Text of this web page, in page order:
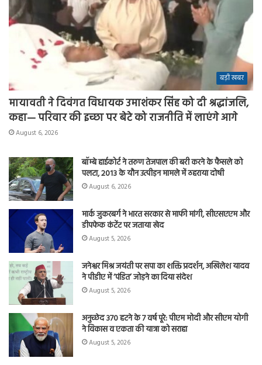
बड़ी खबर
मायावती ने दिवंगत विधायक उमाशंकर सिंह को दी श्रद्धांजलि,
कहा— परिवार की इच्छा पर बेटे को राजनीति में लाएंगे आगे
August 6, 2026
बॉम्बे हाईकोर्ट ने तरुण तेजपाल की बरी करने के फैसले को
पलटा, 2013 के यौन उत्पीड़न मामले में ठहराया दोषी
August 6, 2026
मार्क जुकरबर्ग ने भारत सरकार से माफी मांगी, सीएसएएम और
डीपफेक कंटेंट पर जताया खेद
August 5, 2026
जनेश्वर मिश्र जयंती पर सपा का शक्ति प्रदर्शन, अखिलेश यादव
ने पीडीए में ‘पंडित’ जोड़ने का दिया संदेश
August 5, 2026
अनुच्छेद 370 हटने के 7 वर्ष पूरे: पीएम मोदी और सीएम योगी
ने विकास व एकता की यात्रा को सराहा
August 5, 2026